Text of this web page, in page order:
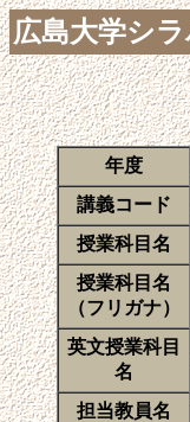
広島大学シ
年度
講義コード
授業科目名
授業科目名
（フリガナ）
英文授業科目
名
担当教員名